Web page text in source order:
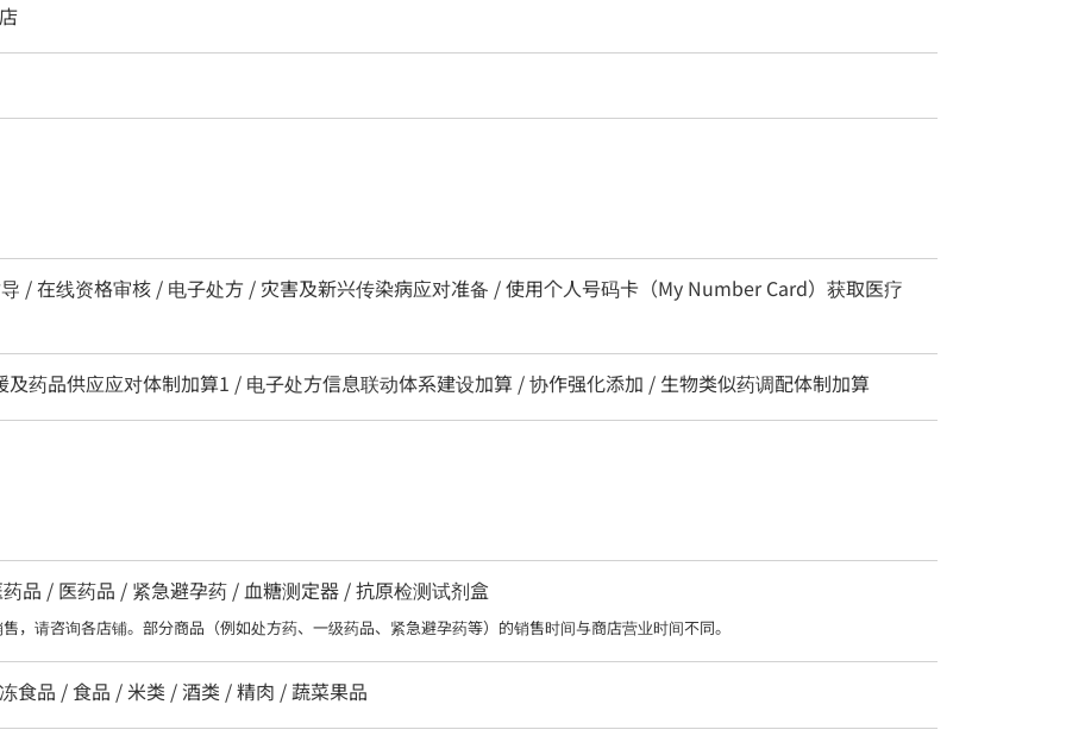
/ 在线资格审核 / 电子处方 / 灾害及新兴传染病应对准备 / 使用个人号码卡（My Number Card）获取医疗
及药品供应应对体制加算1 / 电子处方信息联动体系建设加算 / 协作强化添加 / 生物类似药调配体制加算
品 / 医药品 / 紧急避孕药 / 血糖测定器 / 抗原检测试剂盒
，请咨询各店铺。部分商品（例如处方药、一级药品、紧急避孕药等）的销售时间与商店营业时间不同。
食品 / 食品 / 米类 / 酒类 / 精肉 / 蔬菜果品